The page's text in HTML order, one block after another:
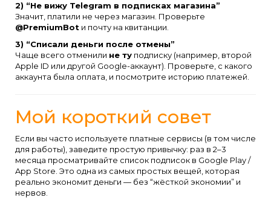
2) “Не вижу Telegram в подписках магазина”
Значит, платили не через магазин. Проверьте
@PremiumBot и почту на квитанции.
3) “Списали деньги после отмены”
Чаще всего отменили не ту подписку (например, второй
Apple ID или другой Google-аккаунт). Проверьте, с какого
аккаунта была оплата, и посмотрите историю платежей.
Мой короткий совет
Если вы часто используете платные сервисы (в том числе
для работы), заведите простую привычку: раз в 2–3
месяца просматривайте список подписок в Google Play /
App Store. Это одна из самых простых вещей, которая
реально экономит деньги — без “жёсткой экономии” и
нервов.